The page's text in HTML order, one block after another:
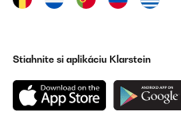
Stiahnite si aplikáciu Klarstein